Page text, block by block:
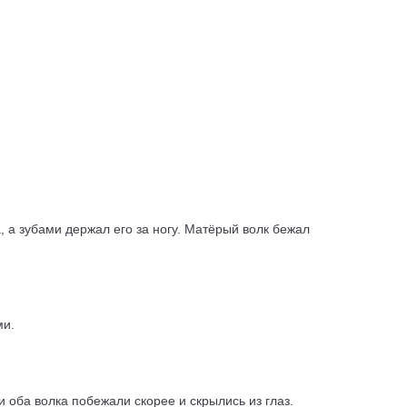
зубами держал его за ногу. Матёрый волк бежал
волка побежали скорее и скрылись из глаз.